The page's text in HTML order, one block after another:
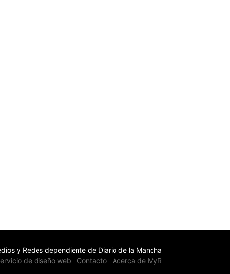
y Redes dependiente de Diario de la Mancha
de diseño web Contacto Acerca de MyR